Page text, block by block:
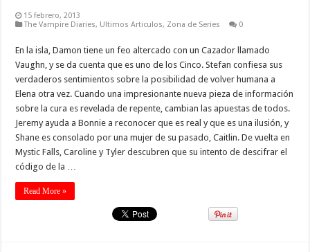
15 febrero, 2013
The Vampire Diaries, Ultimos Articulos, Zona de Series 0
En la isla, Damon tiene un feo altercado con un Cazador llamado
Vaughn, y se da cuenta que es uno de los Cinco. Stefan confiesa sus
verdaderos sentimientos sobre la posibilidad de volver humana a
Elena otra vez. Cuando una impresionante nueva pieza de información
sobre la cura es revelada de repente, cambian las apuestas de todos.
Jeremy ayuda a Bonnie a reconocer que es real y que es una ilusión, y
Shane es consolado por una mujer de su pasado, Caitlin. De vuelta en
Mystic Falls, Caroline y Tyler descubren que su intento de descifrar el
código de la …
Read More »